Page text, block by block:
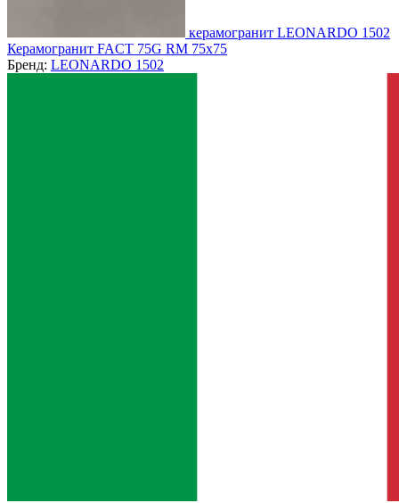
керамогранит LEONARDO 1502
Керамогранит FACT 75G RM 75x75
Бренд: LEONARDO 1502